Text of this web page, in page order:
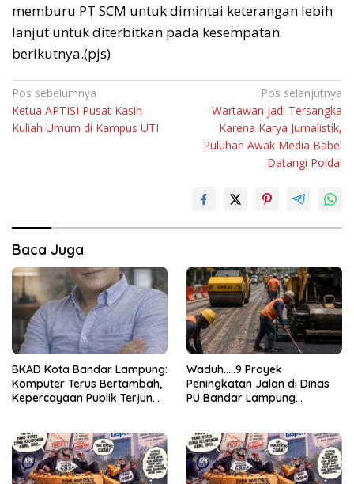
memburu PT SCM untuk dimintai keterangan lebih
lanjut untuk diterbitkan pada kesempatan
berikutnya.(pjs)
Navigasi
pos
Pos sebelumnya
Ketua APTISI Pusat Kasih
Kuliah Umum di Kampus UTI
Pos selanjutnya
Wartawan jadi Tersangka
Karena Karya Jurnalistik,
Puluhan Awak Media Babel
Datangi Polda!
Baca Juga
BKAD Kota Bandar Lampung:
Komputer Terus Bertambah,
Kepercayaan Publik Terjun
Waduh…..9 Proyek
Peningkatan Jalan di Dinas
PU Bandar Lampung